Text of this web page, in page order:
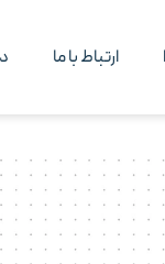
ارتباط با ما